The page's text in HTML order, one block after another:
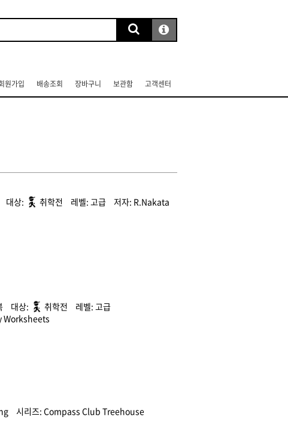
원가입 배송조회 장바구니 보관함 고객센터
취학전 고급
R.Nakata
취학전
고급
Worksheets
Compass Club Treehouse